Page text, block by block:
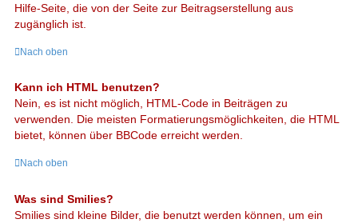
Hilfe-Seite, die von der Seite zur Beitragserstellung aus
zugänglich ist.
Nach oben
Kann ich HTML benutzen?
Nein, es ist nicht möglich, HTML-Code in Beiträgen zu
verwenden. Die meisten Formatierungsmöglichkeiten, die HTML
bietet, können über BBCode erreicht werden.
Nach oben
Was sind Smilies?
Smilies sind kleine Bilder, die benutzt werden können, um ein